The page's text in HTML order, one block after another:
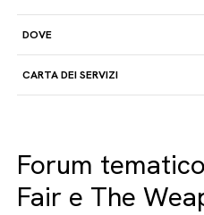
DOVE
CARTA DEI SERVIZI
Forum
Fair e The